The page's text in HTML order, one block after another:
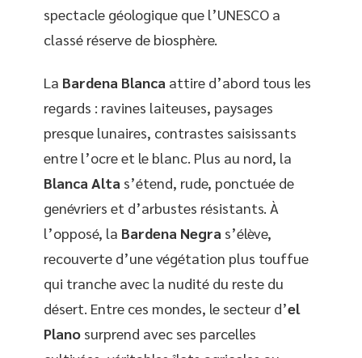
spectacle géologique que l’UNESCO a
classé réserve de biosphère.
La Bardena Blanca attire d’abord tous les
regards : ravines laiteuses, paysages
presque lunaires, contrastes saisissants
entre l’ocre et le blanc. Plus au nord, la
Blanca Alta s’étend, rude, ponctuée de
genévriers et d’arbustes résistants. À
l’opposé, la Bardena Negra s’élève,
recouverte d’une végétation plus touffue
qui tranche avec la nudité du reste du
désert. Entre ces mondes, le secteur d’el
Plano surprend avec ses parcelles